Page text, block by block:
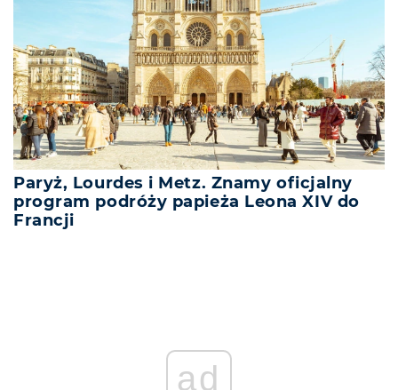
Paryż, Lourdes i Metz. Znamy oficjalny
program podróży papieża Leona XIV do
Francji